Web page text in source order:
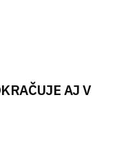
AJ V